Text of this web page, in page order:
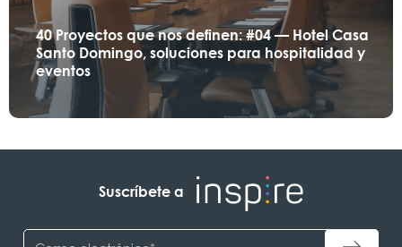
40 Proyectos que nos definen: #04 — Hotel Casa
Santo Domingo, soluciones para hospitalidad y
eventos
Suscríbete a